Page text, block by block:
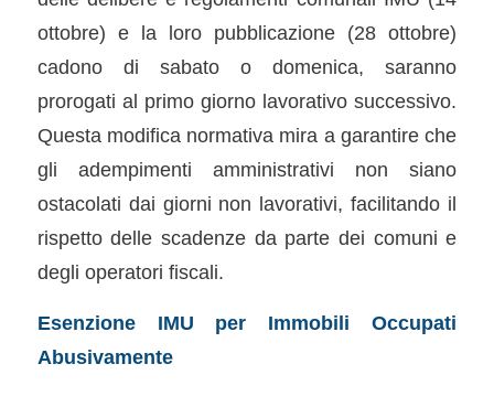
ottobre) e la loro pubblicazione (28 ottobre)
cadono di sabato o domenica, saranno
prorogati al primo giorno lavorativo successivo.
Questa modifica normativa mira a garantire che
gli adempimenti amministrativi non siano
ostacolati dai giorni non lavorativi, facilitando il
rispetto delle scadenze da parte dei comuni e
degli operatori fiscali.
Esenzione IMU per Immobili Occupati
Abusivamente